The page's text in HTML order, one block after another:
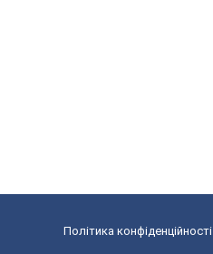
Політика конфіденційності